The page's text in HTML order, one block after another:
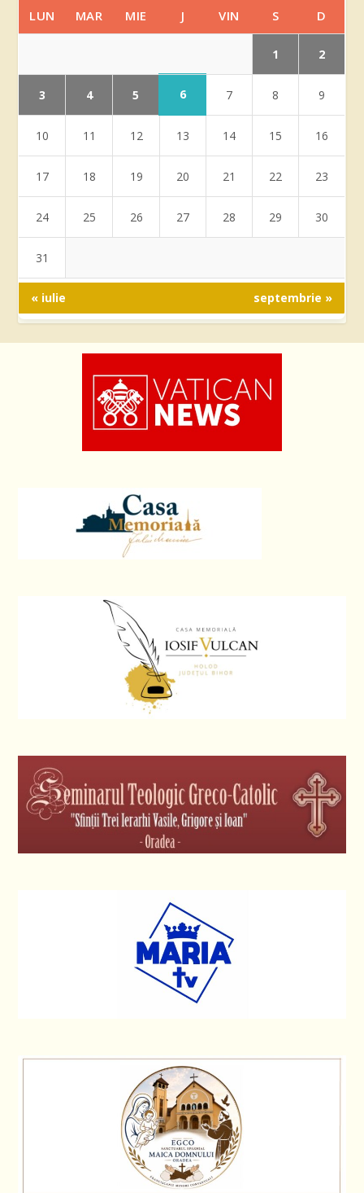
LUN MAR MIE J VIN S D
1 2
3 4 5 6 7 8 9
10 11 12 13 14 15 16
17 18 19 20 21 22 23
24 25 26 27 28 29 30
31
« iulie septembrie »